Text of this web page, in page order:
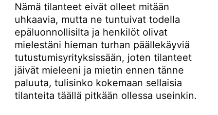
Nämä tilanteet eivät olleet mitään
uhkaavia, mutta ne tuntuivat todella
epäluonnollisilta ja henkilöt olivat
mielestäni hieman turhan päällekäyviä
tutustumisyrityksissään, joten tilanteet
jäivät mieleeni ja mietin ennen tänne
paluuta, tulisinko kokemaan sellaisia
tilanteita täällä pitkään ollessa useinkin.